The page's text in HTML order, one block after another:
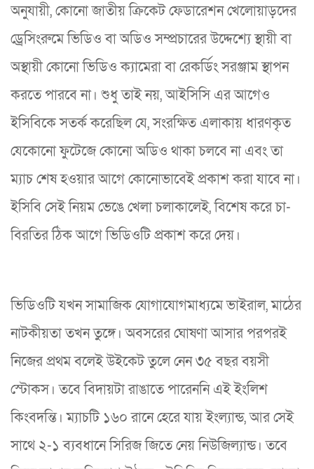
অনুযায়ী, কোনো জাতীয় ক্রিকেট ফেডারেশন খেলোয়াড়দের
ড্রেসিংরুমে ভিডিও বা অডিও সম্প্রচারের উদ্দেশ্যে স্থায়ী বা
অস্থায়ী কোনো ভিডিও ক্যামেরা বা রেকর্ডিং সরঞ্জাম স্থাপন
করতে পারবে না। শুধু তাই নয়, আইসিসি এর আগেও
ইসিবিকে সতর্ক করেছিল যে, সংরক্ষিত এলাকায় ধারণকৃত
যেকোনো ফুটেজে কোনো অডিও থাকা চলবে না এবং তা
ম্যাচ শেষ হওয়ার আগে কোনোভাবেই প্রকাশ করা যাবে না।
ইসিবি সেই নিয়ম ভেঙে খেলা চলাকালেই, বিশেষ করে চা-
বিরতির ঠিক আগে ভিডিওটি প্রকাশ করে দেয়।
ভিডিওটি যখন সামাজিক যোগাযোগমাধ্যমে ভাইরাল, মাঠের
নাটকীয়তা তখন তুঙ্গে। অবসরের ঘোষণা আসার পরপরই
নিজের প্রথম বলেই উইকেট তুলে নেন ৩৫ বছর বয়সী
স্টোকস। তবে বিদায়টা রাঙাতে পারেননি এই ইংলিশ
কিংবদন্তি। ম্যাচটি ১৬০ রানে হেরে যায় ইংল্যান্ড, আর সেই
সাথে ২-১ ব্যবধানে সিরিজ জিতে নেয় নিউজিল্যান্ড। তবে